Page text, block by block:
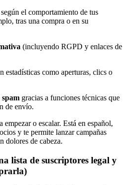
según el comportamiento de tus
tras una compra o en su
(incluyendo RGPD y enlaces de
estadísticas como aperturas, clics o
gracias a funciones técnicas que
de envío.
empezar o escalar. Está en español,
y te permite lanzar campañas
dolores de cabeza.
lista de suscriptores legal y